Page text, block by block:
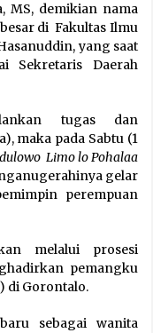
MS, demikian nama
di Fakultas Ilmu
yang saat
Sekretaris Daerah
tugas dan
maka pada Sabtu (1
Limo lo Pohalaa
gelar
perempuan
melalui prosesi
pemangku
di Gorontalo.
sebagai wanita